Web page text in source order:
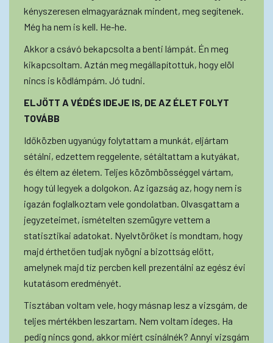
kényszeresen elmagyaráznak mindent, meg segítenek.
Még ha nem is kell. He-he.
Akkor a csávó bekapcsolta a benti lámpát. Én meg
kikapcsoltam. Aztán meg megállapítottuk, hogy elöl
nincs is ködlámpám. Jó tudni.
ELJÖTT A VÉDÉS IDEJE IS, DE AZ ÉLET FOLYT
TOVÁBB
Időközben ugyanúgy folytattam a munkát, eljártam
sétálni, edzettem reggelente, sétáltattam a kutyákat,
és éltem az életem. Teljes közömbösséggel vártam,
hogy túl legyek a dolgokon. Az igazság az, hogy nem is
igazán foglalkoztam vele gondolatban. Olvasgattam a
jegyzeteimet, ismételten szemügyre vettem a
statisztikai adatokat. Nyelvtörőket is mondtam, hogy
majd érthetően tudjak nyögni a bizottság előtt,
amelynek majd tíz percben kell prezentálni az egész évi
kutatásom eredményét.
Tisztában voltam vele, hogy másnap lesz a vizsgám, de
teljes mértékben leszartam. Nem voltam ideges. Ha
pedig nincs gond, akkor miért csinálnék? Annyi vizsgám